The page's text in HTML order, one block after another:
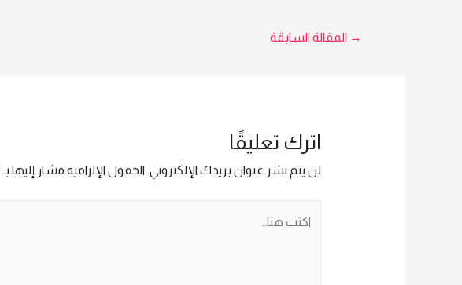
تصفّح
→ المقالة السابقة
اترك تعليقًا
لن يتم نشر عنوان بريدك الإلكتروني. الحقول الإلزامية مشار إليها بـ